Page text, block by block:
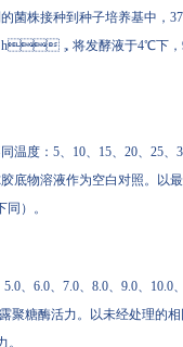
株接种到种子培养基中，
72 h，将发酵液于4℃下
10、15、20、25、30
物溶液作为空白对照。以
。
、6.0、7.0、8.0、
酶活力。以未经处理的
。